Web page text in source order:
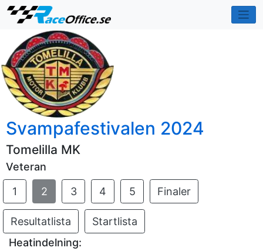
Svampafestivalen 2024
Tomelilla MK
Veteran
1
2 3 4 5 Finaler
Resultatlista
Startlista
Heatindelning: